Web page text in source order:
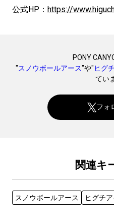
公式HP： https://
PONY
"スノウボールアース"や"ヒグ
てい
フォ
関連キ
スノウボールアース ヒグチア